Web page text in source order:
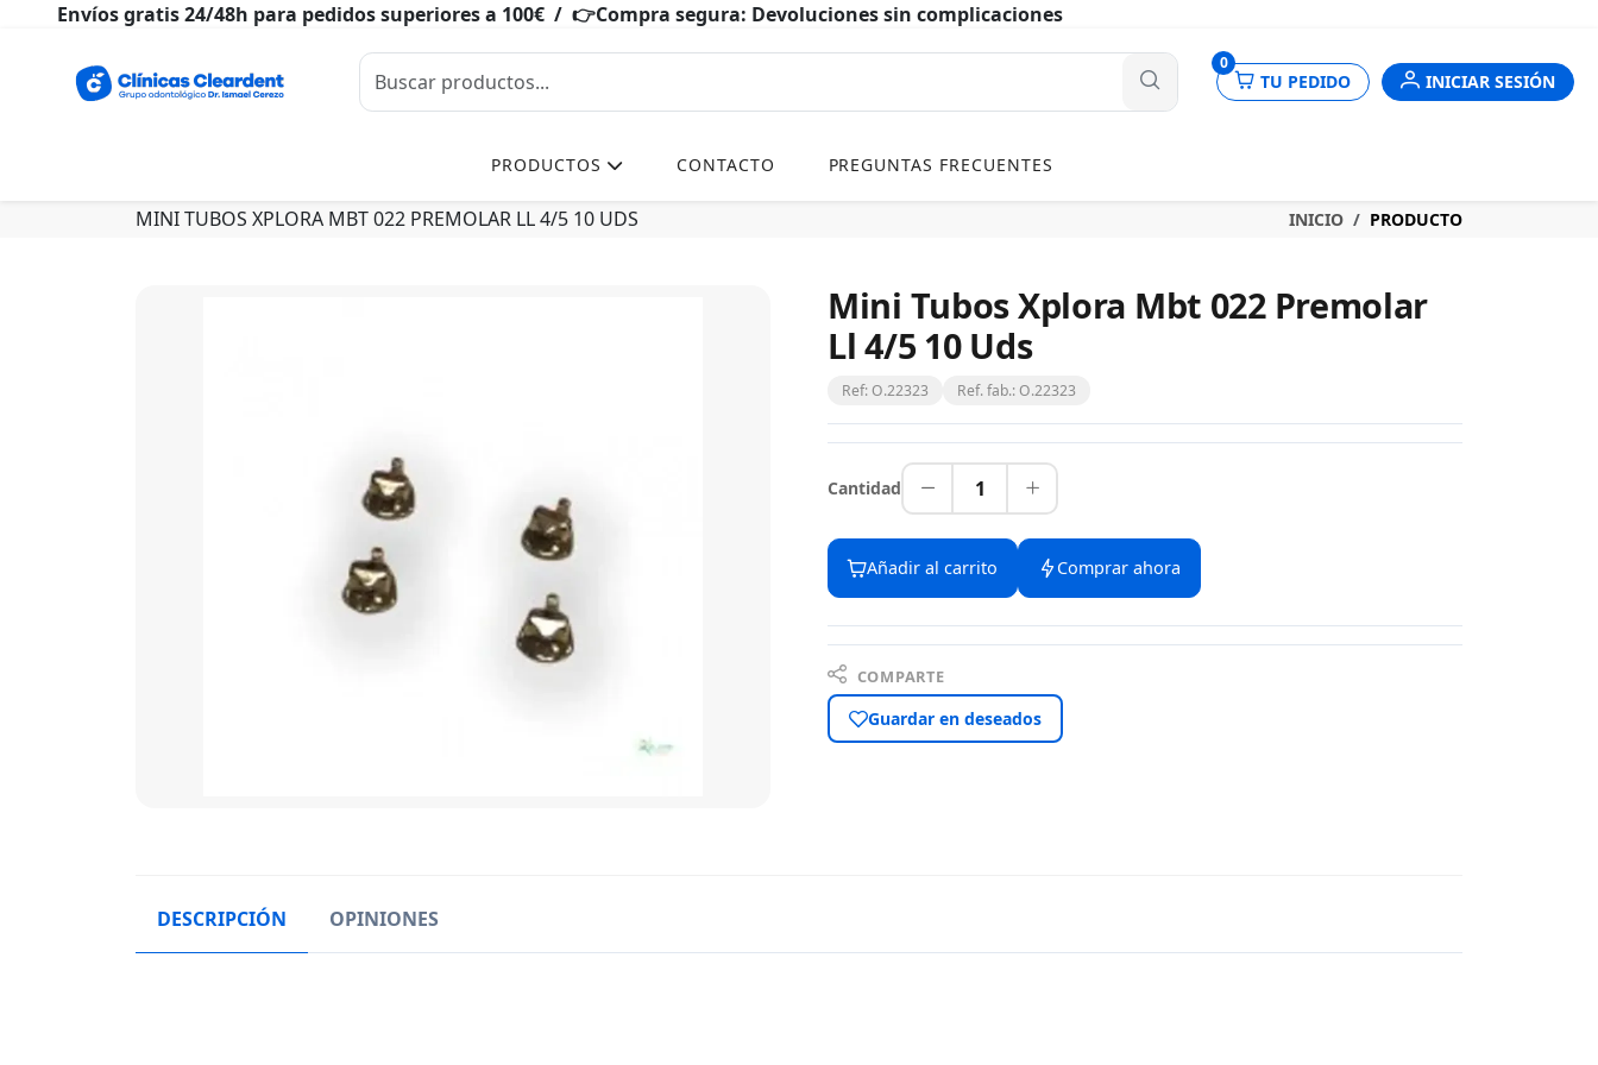
Envíos gratis 24/48h para pedidos superiores a 100€ / 👉Compra segura: Devoluciones sin complicaciones
0
TU PEDIDO INICIAR SESIÓN
PRODUCTOS CONTACTO PREGUNTAS FRECUENTES
MINI TUBOS XPLORA MBT 022 PREMOLAR LL 4/5 10 UDS INICIO PRODUCTO
Mini Tubos Xplora Mbt 022 Premolar
Ll 4/5 10 Uds
Ref: O.22323 Ref. fab.: O.22323
Cantidad 1
Añadir al carrito Comprar ahora
COMPARTE
Guardar en deseados
DESCRIPCIÓN OPINIONES